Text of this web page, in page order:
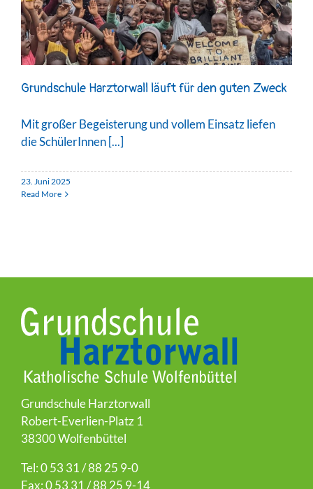
Grundschule Harztorwall läuft für den guten Zweck
Mit großer Begeisterung und vollem Einsatz liefen
die SchülerInnen [...]
23. Juni 2025
Read More
Grundschule Harztorwall
Robert-Everlien-Platz 1
38300 Wolfenbüttel
Tel: 0 53 31 / 88 25 9-0
Fax: 0 53 31 / 88 25 9-14